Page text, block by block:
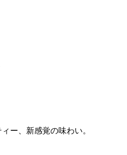
ー、新感覚の味わい。